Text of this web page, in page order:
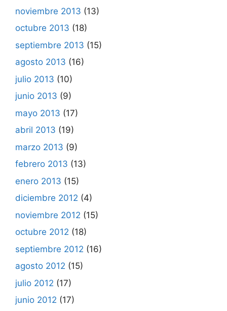
noviembre 2013 (13)
octubre 2013 (18)
septiembre 2013 (15)
agosto 2013 (16)
julio 2013 (10)
junio 2013 (9)
mayo 2013 (17)
abril 2013 (19)
marzo 2013 (9)
febrero 2013 (13)
enero 2013 (15)
diciembre 2012 (4)
noviembre 2012 (15)
octubre 2012 (18)
septiembre 2012 (16)
agosto 2012 (15)
julio 2012 (17)
junio 2012 (17)